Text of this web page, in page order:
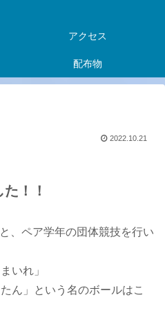
アクセス
配布物
2022.10.21
！！
、ペア学年の団体競技を行い
いれ」
ん」という名のボールはこ